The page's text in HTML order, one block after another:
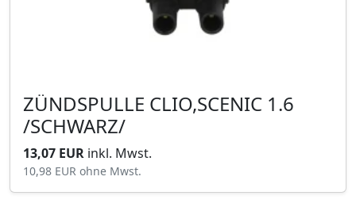
ZÜNDSPULLE CLIO,SCENIC 1.6
/SCHWARZ/
13,07 EUR inkl. Mwst.
10,98 EUR ohne Mwst.